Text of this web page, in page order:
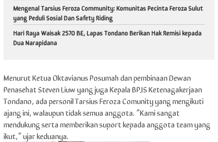
Mengenal Tarsius Feroza Community: Komunitas Pecinta Feroza Sulut
yang Peduli Sosial Dan Safety Riding
Hari Raya Waisak 2570 BE, Lapas Tondano Berikan Hak Remisi kepada
Dua Narapidana
Menurut Ketua Oktavianus Posumah dan pembinaan Dewan
Penasehat Steven Liuw yang juga Kepala BPJS Ketenagakerjaan
Tondano, ada personil Tarsius Feroza Comunity yang mengikuti
ajang ini, walaupun tidak semua anggota. “Kami sangat
mendukung serta memberikan suport kepada anggota team yang
ikut,” ujar keduanya.